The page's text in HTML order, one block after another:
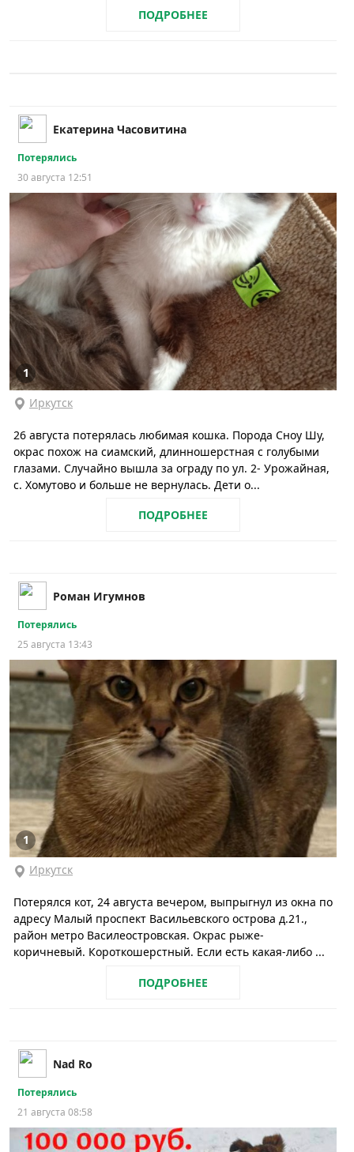
ПОДРОБНЕЕ
Екатерина Часовитина
Потерялись
30 августа 12:51
1
Иркутск
26 августа потерялась любимая кошка. Порода Сноу Шу,
окрас похож на сиамский, длинношерстная с голубыми
глазами. Случайно вышла за ограду по ул. 2- Урожайная,
с. Хомутово и больше не вернулась. Дети о...
ПОДРОБНЕЕ
Роман Игумнов
Потерялись
25 августа 13:43
1
Иркутск
Потерялся кот, 24 августа вечером, выпрыгнул из окна по
адресу Малый проспект Васильевского острова д.21.,
район метро Василеостровская. Окрас рыже-
коричневый. Короткошерстный. Если есть какая-либо ...
ПОДРОБНЕЕ
Nad Ro
Потерялись
21 августа 08:58